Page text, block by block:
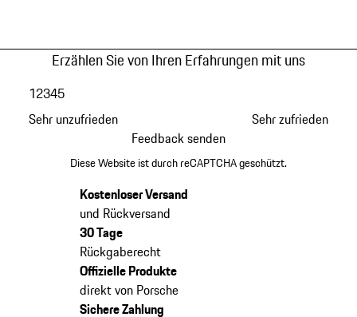
Erzählen Sie von Ihren Erfahrungen mit uns
Sehr unzufrieden
12345
Sehr zufrieden
Feedback senden
Diese Website ist durch reCAPTCHA geschützt.
Kostenloser Versand
und Rückversand
30 Tage
Rückgaberecht
Offizielle Produkte
direkt von Porsche
Sichere Zahlung